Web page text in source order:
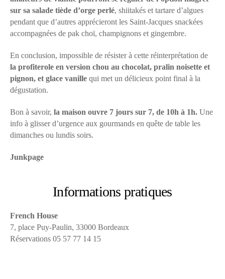
sur sa salade tiède d’orge perlé, shiitakés et tartare d’algues
pendant que d’autres apprécieront les Saint-Jacques snackées
accompagnées de pak choï, champignons et gingembre.
En conclusion, impossible de résister à cette réinterprétation de
la profiterole en version chou au chocolat, pralin noisette et
pignon, et glace vanille qui met un délicieux point final à la
dégustation.
Bon à savoir, la maison ouvre 7 jours sur 7, de 10h à 1h. Une
info à glisser d’urgence aux gourmands en quête de table les
dimanches ou lundis soirs.
Junkpage
Informations pratiques
French House
7, place Puy-Paulin, 33000 Bordeaux
Réservations 05 57 77 14 15